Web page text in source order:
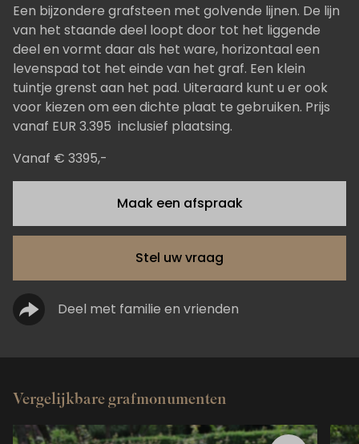
Een bijzondere grafsteen met golvende lijnen. De lijn
van het staande deel loopt door tot het liggende
deel en vormt daar als het ware, horizontaal een
levenspad tot het einde van het graf. Een klein
tuintje grenst aan het pad. Uiteraard kunt u er ook
voor kiezen om een dichte plaat te gebruiken. Prijs
vanaf EUR 3.395 inclusief plaatsing.
Vanaf € 3395,-
Maak een afspraak
Stel uw vraag
Deel met familie en vrienden
Vergelijkbare grafmonumenten